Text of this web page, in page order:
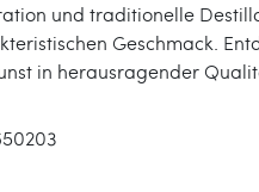
und traditionelle
Geschmack.
in herausragender